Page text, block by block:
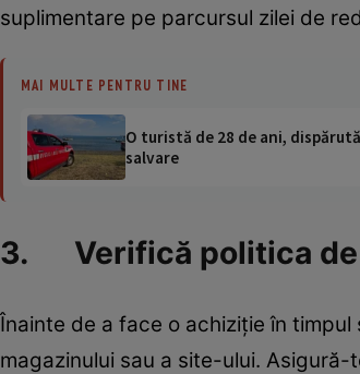
suplimentare pe parcursul zilei de
MAI MULTE PENTRU TINE
O turistă de 28 de ani,
salvare
3. Verifică politica de
Înainte de a face o achiziție în
magazinului sau a site-ului.